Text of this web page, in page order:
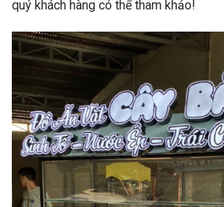
quý khách hàng có thể tham khảo!